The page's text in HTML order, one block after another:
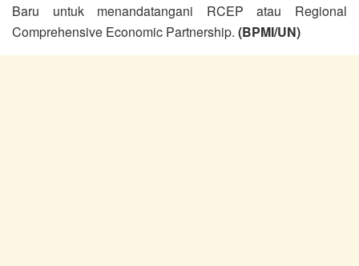
Baru untuk menandatangani RCEP atau Regional
Comprehensive Economic Partnership. (BPMI/UN)